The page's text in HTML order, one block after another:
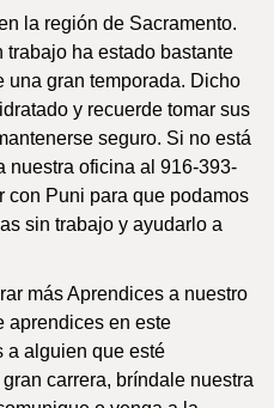
la región de Sacramento.
trabajo ha estado bastante
una gran temporada. Dicho
y recuerde tomar sus
seguro. Si no está
nuestra oficina al 916-393-
con Puni para que podamos
sin trabajo y ayudarlo a
más Aprendices a nuestro
aprendices en este
a alguien que esté
carrera, bríndale nuestra